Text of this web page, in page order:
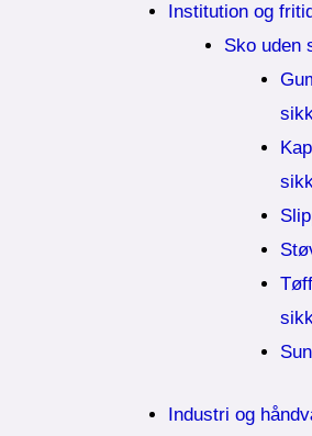
Institution og
Sko uden
Industri og